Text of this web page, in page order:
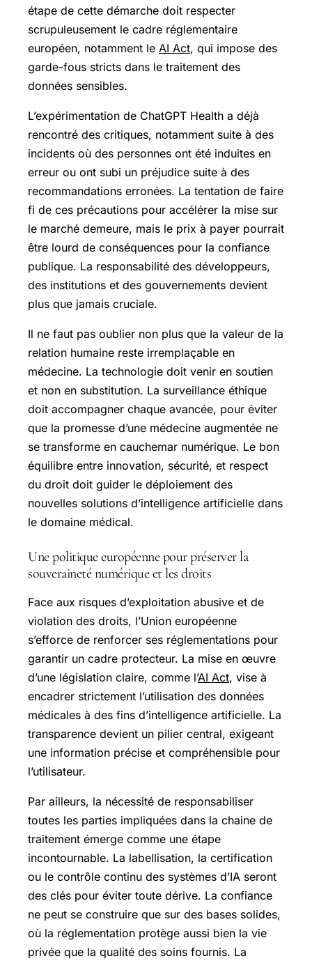
étape de cette démarche doit respecter
scrupuleusement le cadre réglementaire
européen, notamment le AI Act, qui impose des
garde-fous stricts dans le traitement des
données sensibles.
L’expérimentation de ChatGPT Health a déjà
rencontré des critiques, notamment suite à des
incidents où des personnes ont été induites en
erreur ou ont subi un préjudice suite à des
recommandations erronées. La tentation de faire
fi de ces précautions pour accélérer la mise sur
le marché demeure, mais le prix à payer pourrait
être lourd de conséquences pour la confiance
publique. La responsabilité des développeurs,
des institutions et des gouvernements devient
plus que jamais cruciale.
Il ne faut pas oublier non plus que la valeur de la
relation humaine reste irremplaçable en
médecine. La technologie doit venir en soutien
et non en substitution. La surveillance éthique
doit accompagner chaque avancée, pour éviter
que la promesse d’une médecine augmentée ne
se transforme en cauchemar numérique. Le bon
équilibre entre innovation, sécurité, et respect
du droit doit guider le déploiement des
nouvelles solutions d’intelligence artificielle dans
le domaine médical.
Une politique européenne pour préserver la
souveraineté numérique et les droits
Face aux risques d’exploitation abusive et de
violation des droits, l’Union européenne
s’efforce de renforcer ses réglementations pour
garantir un cadre protecteur. La mise en œuvre
d’une législation claire, comme l’AI Act, vise à
encadrer strictement l’utilisation des données
médicales à des fins d’intelligence artificielle. La
transparence devient un pilier central, exigeant
une information précise et compréhensible pour
l’utilisateur.
Par ailleurs, la nécessité de responsabiliser
toutes les parties impliquées dans la chaine de
traitement émerge comme une étape
incontournable. La labellisation, la certification
ou le contrôle continu des systèmes d’IA seront
des clés pour éviter toute dérive. La confiance
ne peut se construire que sur des bases solides,
où la réglementation protège aussi bien la vie
privée que la qualité des soins fournis. La